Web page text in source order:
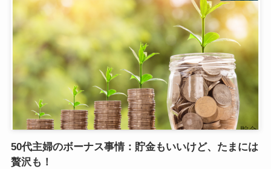
50代主婦のボーナス事情：貯金もいいけど、たまには
贅沢も！